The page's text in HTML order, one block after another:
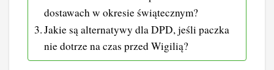
dostawach w okresie świątecznym?
Jakie są alternatywy dla DPD, jeśli paczka
nie dotrze na czas przed Wigilią?